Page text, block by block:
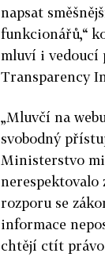
napsat
funkcionářů,“
mluví i vedoucí
Transparency
„Mluvčí na
svobodný
Ministerstvo
rozporu se
informace
chtějí ctít